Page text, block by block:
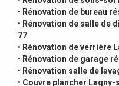
• Rénovation de bureau
• Rénovation de salle de
77
• Rénovation de verrière
• Rénovation de garage
• Rénovation salle de
• Couvre plancher